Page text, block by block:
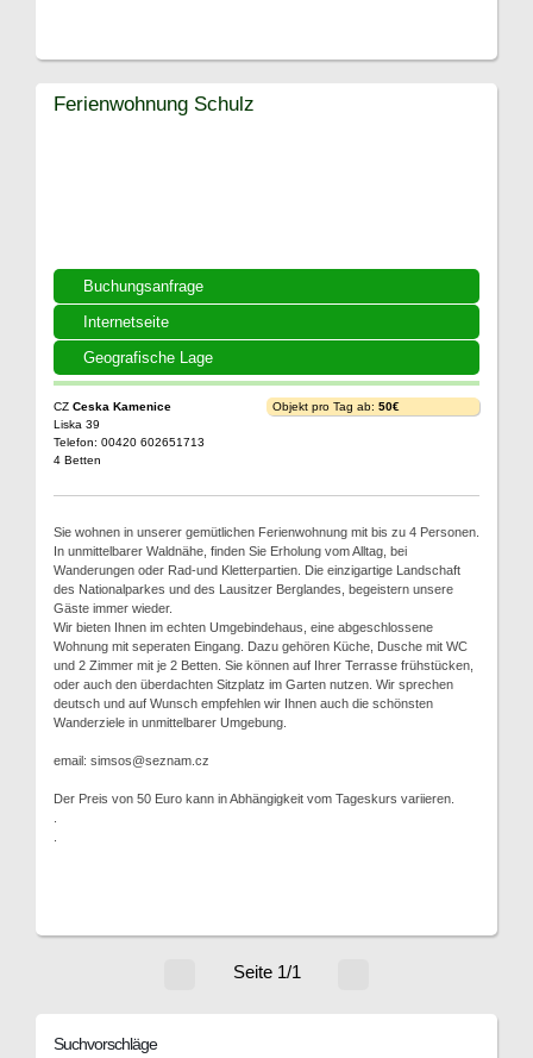
Buchungsanfrage
Internetseite
Geografische Lage
Ferienwohnung Schulz
CZ Ceska Kamenice
Liska 39
Telefon: 00420 602651713
4 Betten
Objekt pro Tag ab: 50€
Sie wohnen in unserer gemütlichen Ferienwohnung mit bis zu 4 Personen.
In unmittelbarer Waldnähe, finden Sie Erholung vom Alltag, bei
Wanderungen oder Rad-und Kletterpartien. Die einzigartige Landschaft
des Nationalparkes und des Lausitzer Berglandes, begeistern unsere
Gäste immer wieder.
Wir bieten Ihnen im echten Umgebindehaus, eine abgeschlossene
Wohnung mit seperaten Eingang. Dazu gehören Küche, Dusche mit WC
und 2 Zimmer mit je 2 Betten. Sie können auf Ihrer Terrasse frühstücken,
oder auch den überdachten Sitzplatz im Garten nutzen. Wir sprechen
deutsch und auf Wunsch empfehlen wir Ihnen auch die schönsten
Wanderziele in unmittelbarer Umgebung.
email: simsos@seznam.cz
Der Preis von 50 Euro kann in Abhängigkeit vom Tageskurs variieren.
Seite 1/1
Suchvorschläge